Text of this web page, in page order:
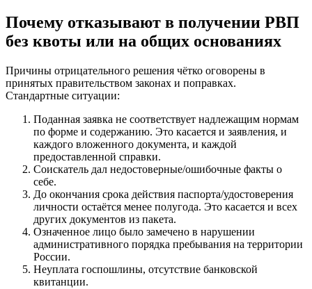
Почему отказывают в получении РВП
без квоты или на общих основаниях
Причины отрицательного решения чётко оговорены в
принятых правительством законах и поправках.
Стандартные ситуации:
Поданная заявка не соответствует надлежащим нормам
по форме и содержанию. Это касается и заявления, и
каждого вложенного документа, и каждой
предоставленной справки.
Соискатель дал недостоверные/ошибочные факты о
себе.
До окончания срока действия паспорта/удостоверения
личности остаётся менее полугода. Это касается и всех
других документов из пакета.
Означенное лицо было замечено в нарушении
административного порядка пребывания на территории
России.
Неуплата госпошлины, отсутствие банковской
квитанции.